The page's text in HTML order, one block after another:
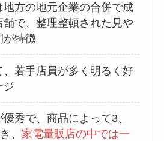
地方の地元企業の合併で成
舗で、整理整頓された見や
が特徴
、若手店員が多く明るく好
ジ
秀で、商品によって3、
、 家電量販店の中では一